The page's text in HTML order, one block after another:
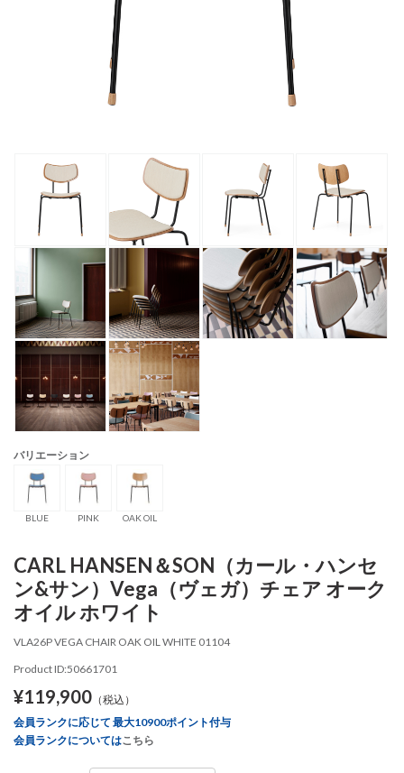
バリエーション
BLUE PINK OAK OIL
CARL HANSEN＆SON（カール・ハンセ
ン&サン）Vega（ヴェガ）チェア オーク
オイル ホワイト
VLA26P VEGA CHAIR OAK OIL WHITE 01104
Product ID:50661701
¥119,900 （税込）
会員ランクに応じて 最大10900ポイント付与
会員ランクについてはこちら